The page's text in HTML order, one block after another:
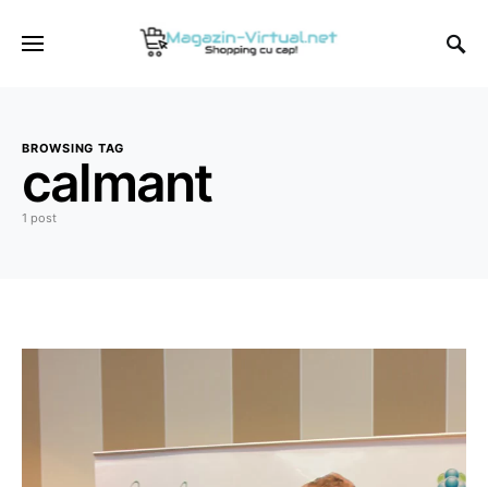
BROWSING TAG
calmant
1 post